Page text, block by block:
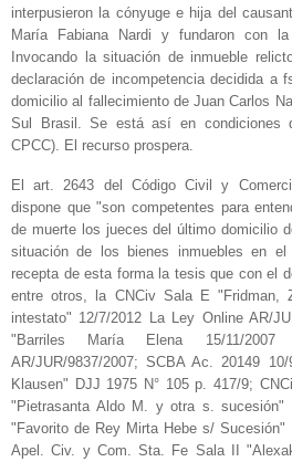
interpusieron la cónyuge e hija del
María Fabiana Nardi y fundaron con
Invocando la situación de inmueble
declaración de incompetencia decidida a
domicilio al fallecimiento de Juan Carlos
Sul Brasil. Se está así en condiciones
CPCC). El recurso prospera.
El art. 2643 del Código Civil y
dispone que "son competentes para
de muerte los jueces del último domicilio
situación de los bienes inmuebles en
recepta de esta forma la tesis que con el
entre otros, la CNCiv Sala E "Fridman,
intestato" 12/7/2012 La Ley Online AR/
"Barriles María Elena 15/11/2007
AR/JUR/9837/2007; SCBA Ac. 20149
Klausen" DJJ 1975 N° 105 p. 417/9;
"Pietrasanta Aldo M. y otra s. sucesión"
"Favorito de Rey Mirta Hebe s/ Sucesión"
Apel. Civ. y Com. Sta. Fe Sala II